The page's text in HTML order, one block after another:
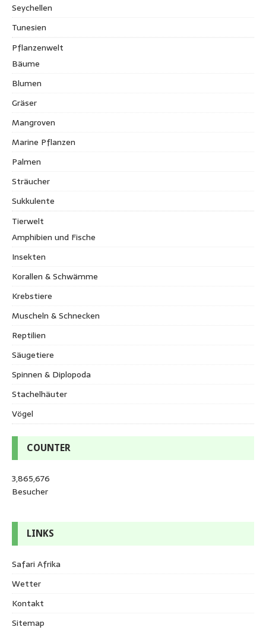
Seychellen
Tunesien
Pflanzenwelt
Bäume
Blumen
Gräser
Mangroven
Marine Pflanzen
Palmen
Sträucher
Sukkulente
Tierwelt
Amphibien und Fische
Insekten
Korallen & Schwämme
Krebstiere
Muscheln & Schnecken
Reptilien
Säugetiere
Spinnen & Diplopoda
Stachelhäuter
Vögel
COUNTER
3,865,676
Besucher
LINKS
Safari Afrika
Wetter
Kontakt
Sitemap